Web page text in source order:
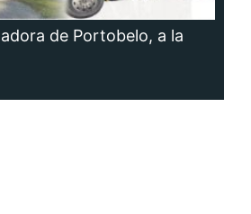
de Portobelo, a la